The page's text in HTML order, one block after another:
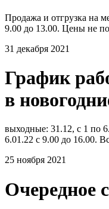
Продажа и отгрузка на
9.00 до 13.00. Цены не
31 декабря 2021
График
в
выходные: 31.12, с 1 по
6.01.22 с 9.00 до 16.00.
25 ноября 2021
Очередное